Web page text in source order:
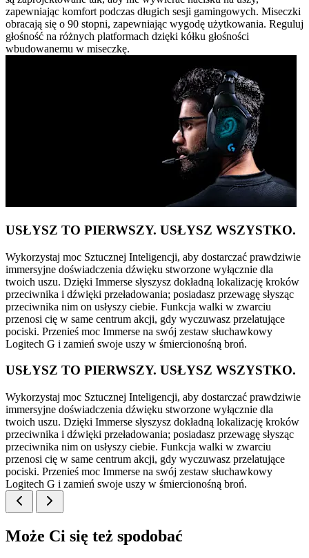
zapewniając komfort podczas długich sesji gamingowych. Miseczki
obracają się o 90 stopni, zapewniając wygodę użytkowania. Reguluj
głośność na różnych platformach dzięki kółku głośności
wbudowanemu w miseczkę.
USŁYSZ TO PIERWSZY. USŁYSZ WSZYSTKO.
Wykorzystaj moc Sztucznej Inteligencji, aby dostarczać prawdziwie
immersyjne doświadczenia dźwięku stworzone wyłącznie dla
twoich uszu. Dzięki Immerse słyszysz dokładną lokalizację kroków
przeciwnika i dźwięki przeładowania; posiadasz przewagę słysząc
przeciwnika nim on usłyszy ciebie. Funkcja walki w zwarciu
przenosi cię w same centrum akcji, gdy wyczuwasz przelatujące
pociski. Przenieś moc Immerse na swój zestaw słuchawkowy
Logitech G i zamień swoje uszy w śmiercionośną broń.
USŁYSZ TO PIERWSZY. USŁYSZ WSZYSTKO.
Wykorzystaj moc Sztucznej Inteligencji, aby dostarczać prawdziwie
immersyjne doświadczenia dźwięku stworzone wyłącznie dla
twoich uszu. Dzięki Immerse słyszysz dokładną lokalizację kroków
przeciwnika i dźwięki przeładowania; posiadasz przewagę słysząc
przeciwnika nim on usłyszy ciebie. Funkcja walki w zwarciu
przenosi cię w same centrum akcji, gdy wyczuwasz przelatujące
pociski. Przenieś moc Immerse na swój zestaw słuchawkowy
Logitech G i zamień swoje uszy w śmiercionośną broń.
Może Ci się też spodobać